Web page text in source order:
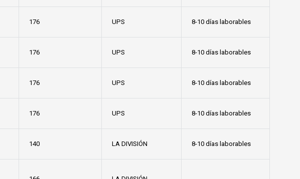
176 UPS 8-10 días laborables
176 UPS 8-10 días laborables
176 UPS 8-10 días laborables
176 UPS 8-10 días laborables
140 LA DIVISIÓN 8-10 días laborables